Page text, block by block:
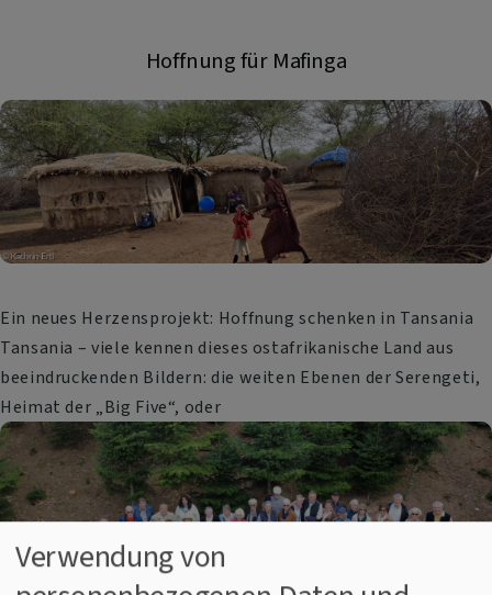
Hoffnung für Mafinga
Ein neues Herzensprojekt: Hoffnung schenken in Tansania
Tansania – viele kennen dieses ostafrikanische Land aus
beeindruckenden Bildern: die weiten Ebenen der Serengeti,
Heimat der „Big Five“, oder
Verwendung von